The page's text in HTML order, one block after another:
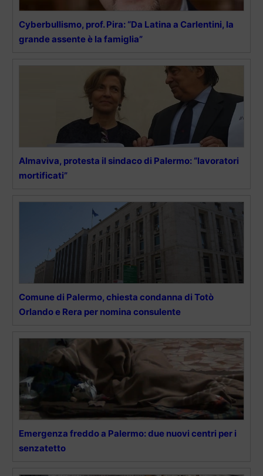
Cyberbullismo, prof. Pira: “Da Latina a Carlentini, la
grande assente è la famiglia”
Almaviva, protesta il sindaco di Palermo: “lavoratori
mortificati”
Comune di Palermo, chiesta condanna di Totò
Orlando e Rera per nomina consulente
Emergenza freddo a Palermo: due nuovi centri per i
senzatetto